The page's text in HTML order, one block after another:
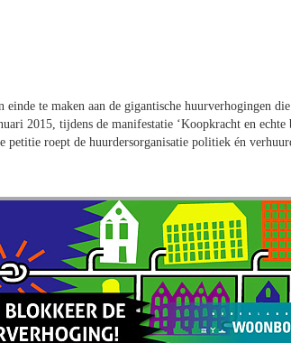
te maken aan de gigantische huurverhogingen
2015, tijdens de manifestatie ‘Koopkracht en echte
roept de huurdersorganisatie politiek én